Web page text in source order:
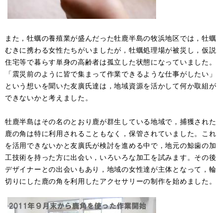
また，牡蠣の養殖業が盛んだった牡鹿半島の牧浜地区では，牡蠣
むきに携わる女性たちがいましたが，牡蠣処理場が被災し，仮説
住宅等で暮らす単身の高齢者は孤立した状態になっていました。
「震災前のように皆で集まって作業できるような仕事がしたい」
という想いを聞いた友廣氏達は，地域資源を活かして何か取組が
できないかと考えました。
牡鹿半島はその名のとおり鹿が群生している地域で，捕獲された
鹿の角は特に利用されることもなく，保管されていました。これ
を活用できないかと友廣氏が検討を進める中で，地元の鯨歯の加
工技術を持った方に出会い，いろいろな加工を試みます。その後
デザイナーとの出会いもあり，地域の女性達が主体となって，輪
切りにした鹿の角を利用したアクセサリーの制作を始めました。